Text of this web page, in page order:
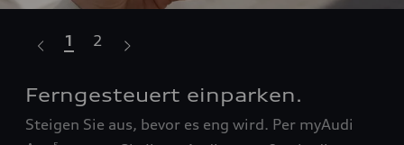
Ferngesteuert einparken.
Steigen Sie aus, bevor es eng wird. Per myAudi
1 2